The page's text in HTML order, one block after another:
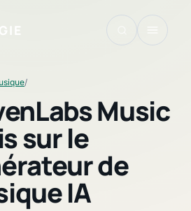
/
Music
sur le
de
IA